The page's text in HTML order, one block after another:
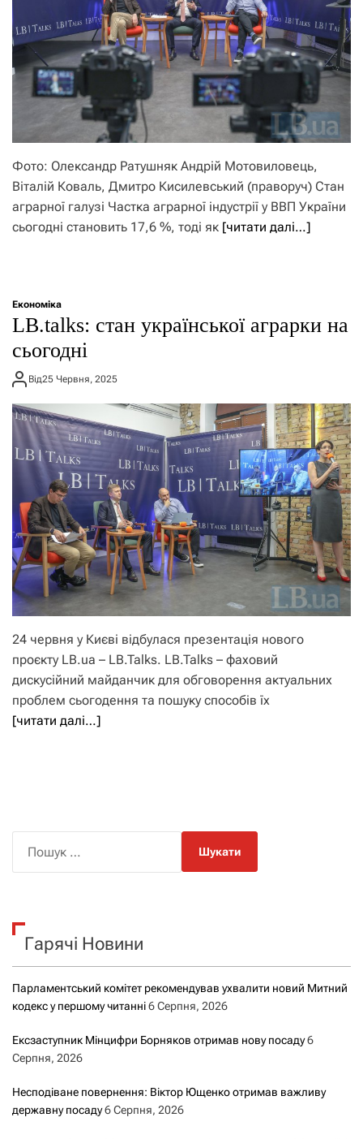
Фото: Олександр Ратушняк Андрій Мотовиловець,
Віталій Коваль, Дмитро Кисилевський (праворуч) Стан
аграрної галузі Частка аграрної індустрії у ВВП України
сьогодні становить 17,6 %, тоді як [читати далі…]
Економіка
LB.talks: стан української аграрки на
сьогодні
Від25 Червня, 2025
24 червня у Києві відбулася презентація нового
проєкту LB.ua – LB.Talks. LB.Talks – фаховий
дискусійний майданчик для обговорення актуальних
проблем сьогодення та пошуку способів їх
[читати далі…]
к
Гарячі Новини
Парламентський комітет рекомендував ухвалити новий Митний
кодекс у першому читанні6 Серпня, 2026
Ексзаступник Мінцифри Борняков отримав нову посаду6
Серпня, 2026
Несподіване повернення: Віктор Ющенко отримав важливу
державну посаду6 Серпня, 2026